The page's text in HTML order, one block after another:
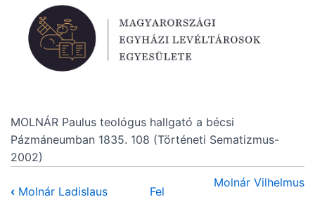
MOLNÁR Paulus teológus hallgató a bécsi
Pázmáneumban 1835. 108 (Történeti Sematizmus-
2002)
‹ Molnár Ladislaus Fel
Molnár Vilhelmus